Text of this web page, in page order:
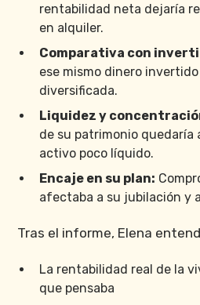
rentabilidad neta dejaría
en alquiler.
Comparativa con
ese mismo dinero
diversificada.
Liquidez y
de su patrimonio quedaría
activo poco líquido.
Encaje en su plan:
afectaba a su jubilación y
Tras el informe, Elena
La rentabilidad real de la
que pensaba